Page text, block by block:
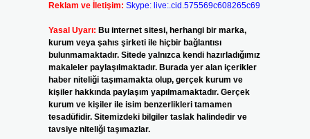
Reklam ve İletişim: Skype: live:.cid.575569c608265c69
Yasal Uyarı: Bu internet sitesi, herhangi bir marka,
kurum veya şahıs şirketi ile hiçbir bağlantısı
bulunmamaktadır. Sitede yalnızca kendi hazırladığımız
makaleler paylaşılmaktadır. Burada yer alan içerikler
haber niteliği taşımamakta olup, gerçek kurum ve
kişiler hakkında paylaşım yapılmamaktadır. Gerçek
kurum ve kişiler ile isim benzerlikleri tamamen
tesadüfidir. Sitemizdeki bilgiler taslak halindedir ve
tavsiye niteliği taşımazlar.